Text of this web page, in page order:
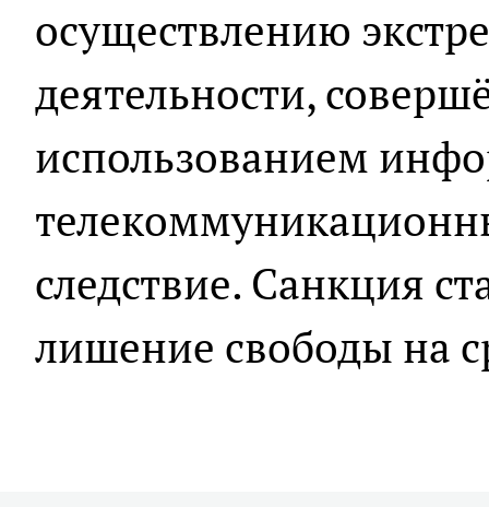
осуществлению
деятельности,
использованием
следствие. Санкция
лишение свободы на